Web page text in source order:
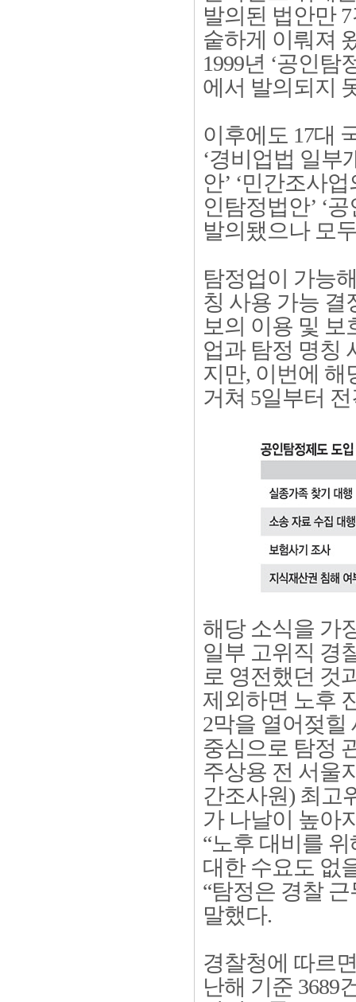
발의된 법안만
숱하게 이뤄져
1999년 ‘공인탐
에서 발의되지
이후에도 17대
‘경비업법 일부
안’ ‘민간조사
인탐정법안’ ‘
발의됐으나 모
탐정업이 가능
칭 사용 가능 결
보의 이용 및 보
업과 탐정 명칭
지만, 이번에 해
거쳐 5일부터
해당 소식을 가
일부 고위직 경
로 영전했던 것
제외하면 노후
2막을 열어젖힐
중심으로 탐정
주상용 전 서울
간조사원) 최고
가 나날이 높아
“노후 대비를
대한 수요도 없
“탐정은 경찰
말했다.
경찰청에 따르
난해 기준 3689